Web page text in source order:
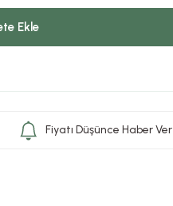
Ekle
Fiyatı Düşünce Haber Ver